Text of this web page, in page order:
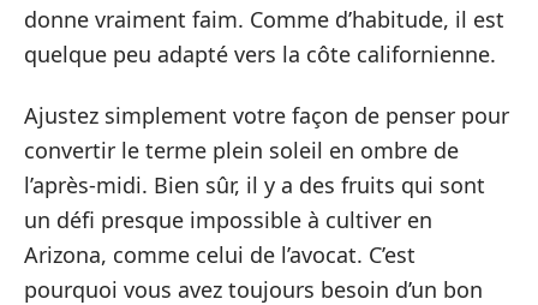
donne vraiment faim. Comme d’habitude, il est
quelque peu adapté vers la côte californienne.
Ajustez simplement votre façon de penser pour
convertir le terme plein soleil en ombre de
l’après-midi. Bien sûr, il y a des fruits qui sont
un défi presque impossible à cultiver en
Arizona, comme celui de l’avocat. C’est
pourquoi vous avez toujours besoin d’un bon